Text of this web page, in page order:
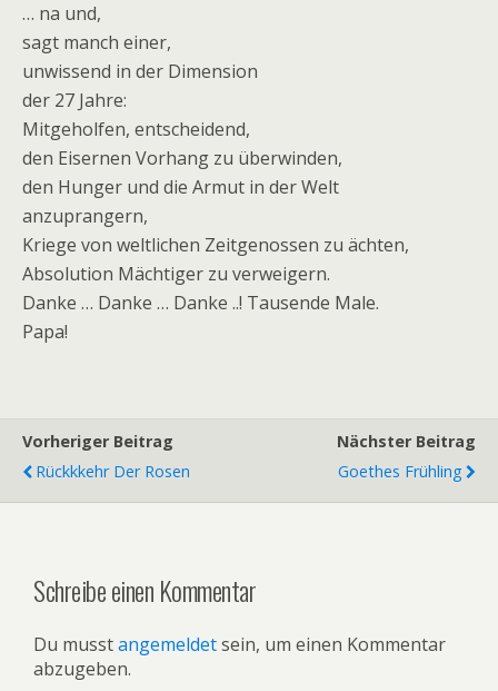
… na und,
sagt manch einer,
unwissend in der Dimension
der 27 Jahre:
Mitgeholfen, entscheidend,
den Eisernen Vorhang zu überwinden,
den Hunger und die Armut in der Welt
anzuprangern,
Kriege von weltlichen Zeitgenossen zu ächten,
Absolution Mächtiger zu verweigern.
Danke … Danke … Danke ..! Tausende Male.
Papa!
Vorheriger Beitrag
Rückkkehr Der Rosen
Nächster Beitrag
Goethes Frühling
Schreibe einen Kommentar
Du musstangemeldetsein, um einen Kommentar
abzugeben.